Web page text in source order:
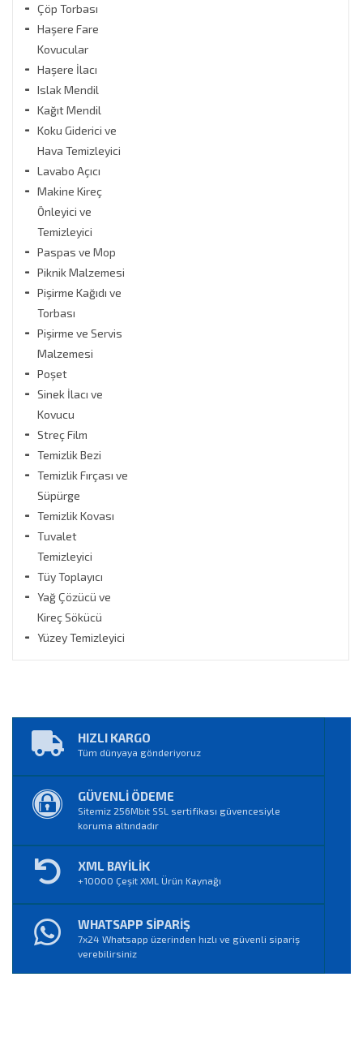
Çöp Torbası
Haşere Fare
Kovucular
Haşere İlacı
Islak Mendil
Kağıt Mendil
Koku Giderici ve
Hava Temizleyici
Lavabo Açıcı
Makine Kireç
Önleyici ve
Temizleyici
Paspas ve Mop
Piknik Malzemesi
Pişirme Kağıdı ve
Torbası
Pişirme ve Servis
Malzemesi
Poşet
Sinek İlacı ve
Kovucu
Streç Film
Temizlik Bezi
Temizlik Fırçası ve
Süpürge
Temizlik Kovası
Tuvalet
Temizleyici
Tüy Toplayıcı
Yağ Çözücü ve
Kireç Sökücü
Yüzey Temizleyici
HIZLI KARGO
Tüm dünyaya gönderiyoruz
GÜVENLİ ÖDEME
Sitemiz 256Mbit SSL sertifikası güvencesiyle
koruma altındadır
XML BAYİLİK
+10000 Çeşit XML Ürün Kaynağı
WHATSAPP SİPARİŞ
7x24 Whatsapp üzerinden hızlı ve güvenli sipariş
verebilirsiniz